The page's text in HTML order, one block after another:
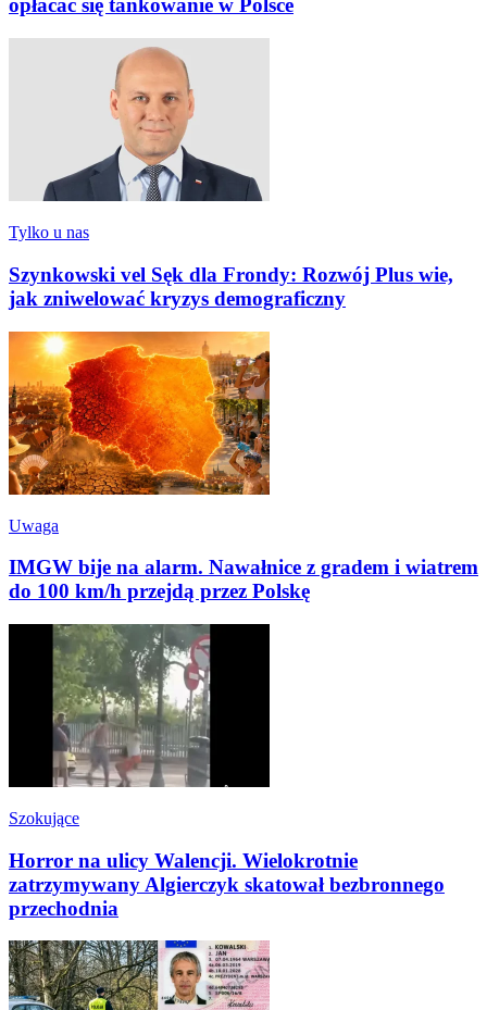
opłacać się tankowanie w Polsce
Tylko u nas
Szynkowski vel Sęk dla Frondy: Rozwój Plus wie,
jak zniwelować kryzys demograficzny
Uwaga
IMGW bije na alarm. Nawałnice z gradem i wiatrem
do 100 km/h przejdą przez Polskę
Szokujące
Horror na ulicy Walencji. Wielokrotnie
zatrzymywany Algierczyk skatował bezbronnego
przechodnia